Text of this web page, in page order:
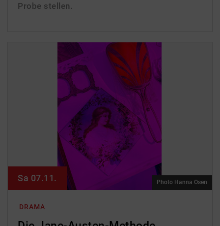
Probe stellen.
DRAMA
Sa 07.11. Photo Hanna Osen